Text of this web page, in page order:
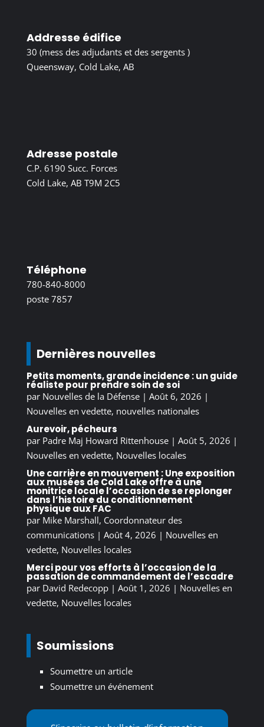
Addresse édifice
30 (mess des adjudants et des sergents )
Queensway, Cold Lake, AB
Adresse postale
C.P. 6190 Succ. Forces
Cold Lake, AB T9M 2C5
Téléphone
780-840-8000
poste 7857
Dernières nouvelles
Petits moments, grande incidence : un guide
réaliste pour prendre soin de soi
par Nouvelles de la Défense| Août 6, 2026 |
Nouvelles en vedette, nouvelles nationales
Aurevoir, pécheurs
par Padre Maj Howard Rittenhouse| Août 5, 2026 |
Nouvelles en vedette, Nouvelles locales
Une carrière en mouvement : Une exposition
aux musées de Cold Lake offre à une
monitrice locale l’occasion de se replonger
dans l’histoire du conditionnement
physique aux FAC
par Mike Marshall, Coordonnateur des
communications| Août 4, 2026 | Nouvelles en
vedette, Nouvelles locales
Merci pour vos efforts à l’occasion de la
passation de commandement de l’escadre
par David Redecopp| Août 1, 2026 | Nouvelles en
vedette, Nouvelles locales
Soumissions
Soumettre un article
Soumettre un événement